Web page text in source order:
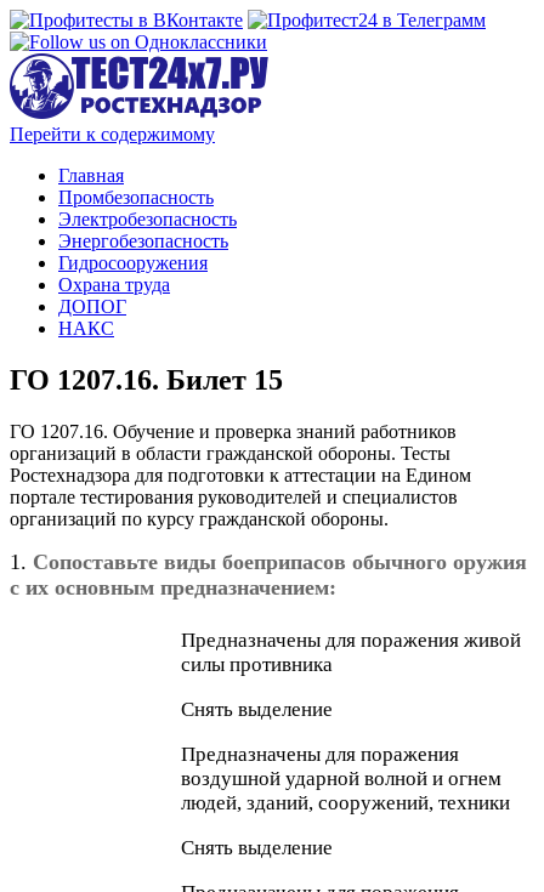
Перейти к содержимому
Главная
Промбезопасность
Электробезопасность
Энергобезопасность
Гидросооружения
Охрана труда
ДОПОГ
НАКС
ГО 1207.16. Билет 15
ГО 1207.16. Обучение и проверка знаний работников
организаций в области гражданской обороны. Тесты
Ростехнадзора для подготовки к аттестации на Едином
портале тестирования руководителей и специалистов
организаций по курсу гражданской обороны.
1. Сопоставьте виды боеприпасов обычного оружия
с их основным предназначением:
Предназначены для поражения живой
силы противника
Снять выделение
Предназначены для поражения
воздушной ударной волной и огнем
людей, зданий, сооружений, техники
Снять выделение